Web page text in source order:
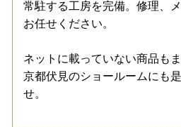
常駐する工房を完備。修理、
お任せください。
ネットに載っていない商品も
京都伏見のショールームにも
せ。